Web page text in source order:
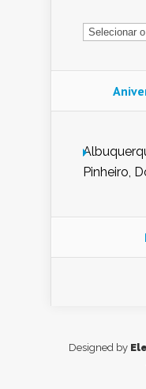
Arquivo
Pinheiro,
Nunes de
Glória
Designed by